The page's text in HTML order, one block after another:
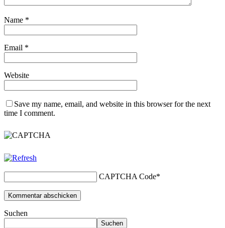
Name *
Email *
Website
Save my name, email, and website in this browser for the next
time I comment.
CAPTCHA Code*
Suchen
Suchen